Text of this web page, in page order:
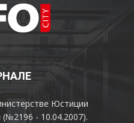
Юстиции
- 10.04.2007).